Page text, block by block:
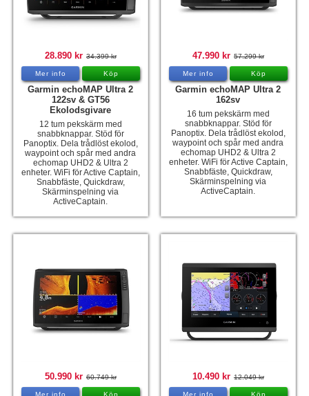
28.890 kr 34.399 kr
Mer info Köp
Garmin echoMAP Ultra 2
122sv & GT56
Ekolodsgivare
12 tum pekskärm med
snabbknappar. Stöd för
Panoptix. Dela trådlöst ekolod,
waypoint och spår med andra
echomap UHD2 & Ultra 2
enheter. WiFi för Active Captain,
Snabbfäste, Quickdraw,
Skärminspelning via
ActiveCaptain.
47.990 kr 57.299 kr
Mer info Köp
Garmin echoMAP Ultra 2
162sv
16 tum pekskärm med
snabbknappar. Stöd för
Panoptix. Dela trådlöst ekolod,
waypoint och spår med andra
echomap UHD2 & Ultra 2
enheter. WiFi för Active Captain,
Snabbfäste, Quickdraw,
Skärminspelning via
ActiveCaptain.
50.990 kr 60.749 kr
Mer info Köp
10.490 kr 12.049 kr
Mer info Köp